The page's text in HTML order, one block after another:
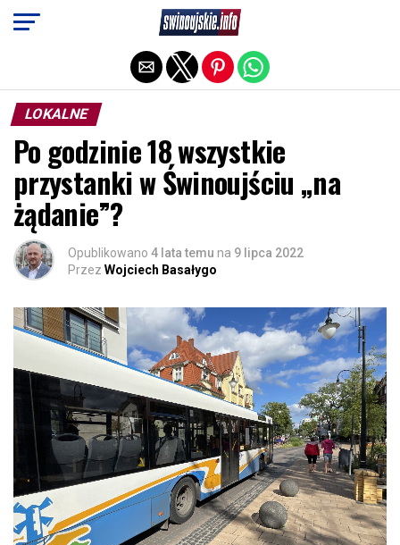
LOKALNE
Po godzinie 18 wszystkie
przystanki w Świnoujściu „na
żądanie”?
Opublikowano 4 lata temu na 9 lipca 2022
Przez Wojciech Basałygo
Exit mobile version